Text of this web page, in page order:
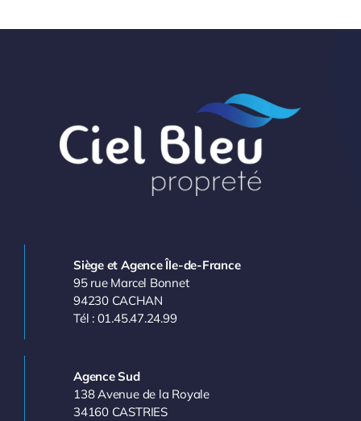
Siège et Agence Île-de-France
95 rue Marcel Bonnet
94230 CACHAN
Tél : 01.45.47.24.99
Agence Sud
138 Avenue de la Royale
34160 CASTRIES